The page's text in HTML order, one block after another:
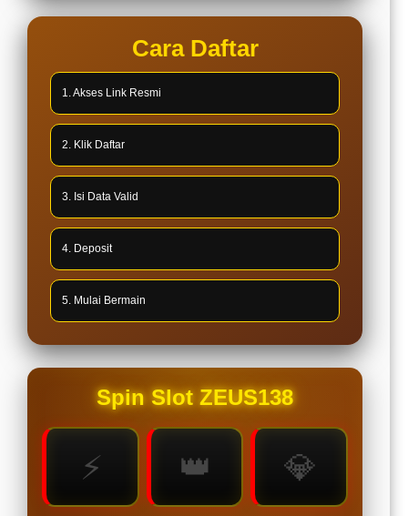
Cara Daftar
1. Akses Link Resmi
2. Klik Daftar
3. Isi Data Valid
4. Deposit
5. Mulai Bermain
Spin Slot ZEUS138
⚡ 👑 💎